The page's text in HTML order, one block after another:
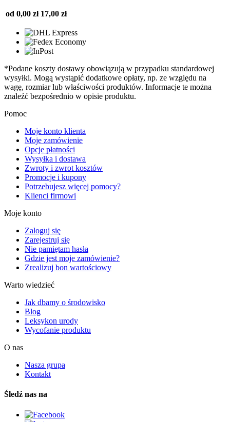
od 0,00 zł 17,00 zł
*Podane koszty dostawy obowiązują w przypadku standardowej
wysyłki. Mogą wystąpić dodatkowe opłaty, np. ze względu na
wagę, rozmiar lub właściwości produktów. Informacje te można
znaleźć bezpośrednio w opisie produktu.
Pomoc
Moje konto klienta
Moje zamówienie
Opcje płatności
Wysyłka i dostawa
Zwroty i zwrot kosztów
Promocje i kupony
Potrzebujesz więcej pomocy?
Klienci firmowi
Moje konto
Zaloguj się
Zarejestruj się
Nie pamiętam hasła
Gdzie jest moje zamówienie?
Zrealizuj bon wartościowy
Warto wiedzieć
Jak dbamy o środowisko
Blog
Leksykon urody
Wycofanie produktu
O nas
Nasza grupa
Kontakt
Śledź nas na